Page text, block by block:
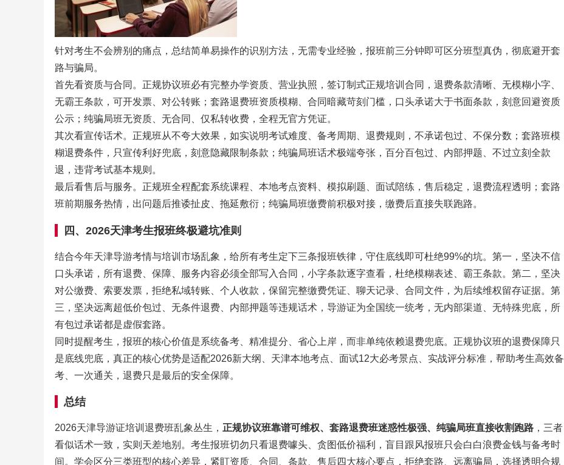
针对考生不会辨别的痛点，总结简单易操作的识别方法，无需专业经验，报班前三分钟即可区分班型真伪，彻底避开套
路与骗局。
首先看资质与合同。正规协议班必有完整办学资质、营业执照，签订制式正规培训合同，退费条款清晰、无模糊小字、
无霸王条款，可开发票、对公转账；套路退费班资质模糊、合同暗藏苛刻门槛，口头承诺大于书面条款，刻意回避资质
公示；纯骗局班无资质、无合同、仅私转收费，全程无官方凭证。
其次看宣传话术。正规班从不夸大效果，如实说明考试难度、备考周期、退费规则，不承诺包过、不保分数；套路班模
糊退费条件，只宣传利好兜底，刻意隐藏限制条款；纯骗局班话术极端夸张，百分百包过、内部押题、不过立刻全款
退，违背考试基本规则。
最后看售后与服务。正规班全程配套系统课程、本地考点资料、模拟刷题、面试陪练，售后稳定，退费流程透明；套路
班前期服务热情，出问题后推诿扯皮、拖延敷衍；纯骗局班缴费前积极对接，缴费后直接失联跑路。
四、2026天津考生报班终极避坑准则
结合今年天津导游考情与培训市场乱象，给所有考生定下三条报班铁律，守住底线即可杜绝99%的坑。第一，坚决不信
口头承诺，所有退费、保障、服务内容必须全部写入合同，小字条款逐字查看，杜绝模糊表述、霸王条款。第二，坚决
对公缴费、索要发票，拒绝私域转账、个人收款，保留完整缴费凭证、聊天记录、合同文件，为后续维权留存证据。第
三，坚决远离超低价包过、无条件退费、内部押题等违规话术，导游证为全国统一统考，无内部渠道、无特殊兜底，所
有包过承诺都是虚假套路。
同时提醒考生，报班的核心价值是系统备考、精准提分、省心上岸，而非单纯依赖退费兜底。正规协议班的退费保障只
是底线兜底，真正的核心优势是适配2026新大纲、天津本地考点、面试12大必考景点、实战评分标准，帮助考生高效备
考、一次通关，退费只是最后的安全保障。
总结
2026天津导游证培训退费班乱象丛生， 正规协议班靠谱可维权、套路退费班迷惑性极强、纯骗局班直接收割跑路，三者
看似话术一致，实则天差地别。考生报班切勿只看退费噱头、贪图低价福利，盲目跟风报班只会白白浪费金钱与备考时
间。学会区分三类班型的核心差异，紧盯资质、合同、条款、售后四大核心要点，拒绝套路、远离骗局，选择透明合规